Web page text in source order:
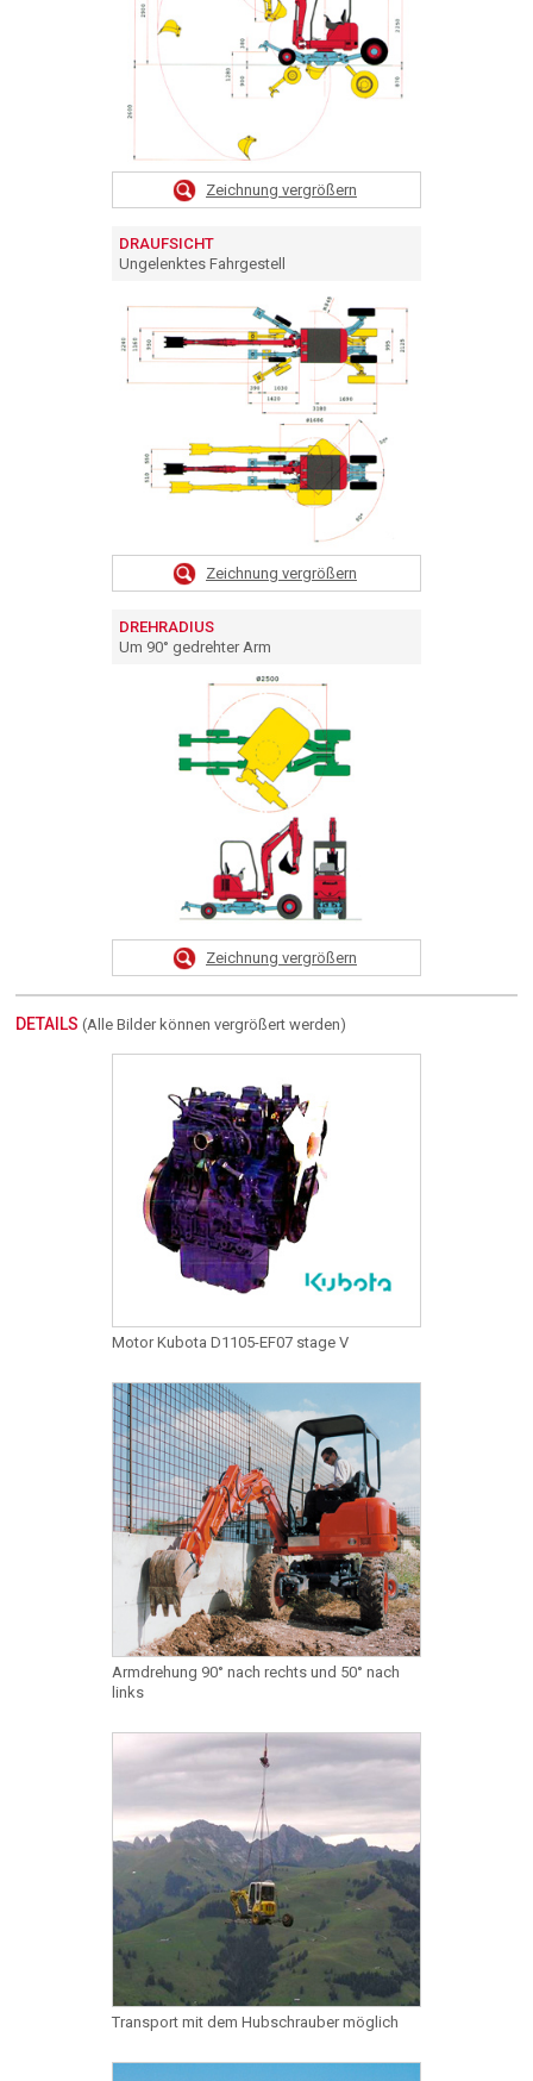
Zeichnung vergrößern
DRAUFSICHT
Ungelenktes Fahrgestell
Zeichnung vergrößern
DREHRADIUS
Um 90° gedrehter Arm
Zeichnung vergrößern
DETAILS(Alle Bilder können vergrößert werden)
Motor Kubota D1105-EF07 stage V
Armdrehung 90° nach rechts und 50° nach
links
Transport mit dem Hubschrauber möglich